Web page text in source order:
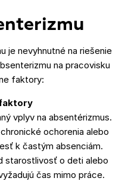
je nevyhnutné na riešenie
na pracovisku
faktory:
vplyv na absentérizmus.
ochorenia alebo
k častým absenciám.
starostlivosť o deti alebo
čas mimo práce.